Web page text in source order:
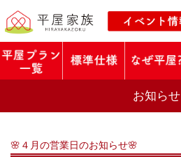
お知らせ
🌸４月の営業日のお知らせ🌸